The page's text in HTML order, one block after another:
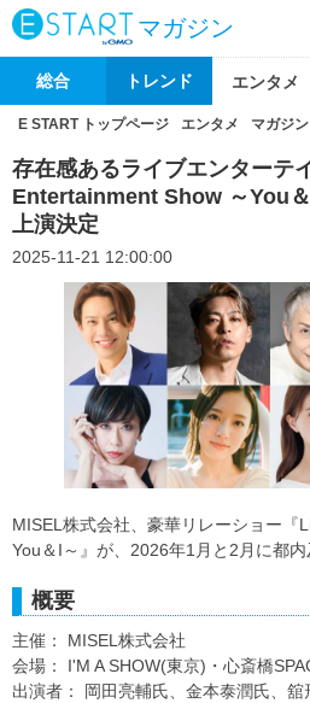
マガジン
総合 トレンド エンタメ
E START トップページ エンタメ マガジン
存在感あるライブエンターテ
Entertainment Show ～You
上演決定
2025-11-21 12:00:00
MISEL株式会社、豪華リレーショー『
You＆I～』が、2026年1月と2月に都内
概要
主催： MISEL株式会社
会場： I'M A SHOW(東京)・心斎橋
出演者： 岡田亮輔氏、金本泰潤氏、